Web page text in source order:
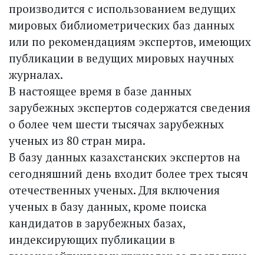
производится с использованием ведущих
мировых библиометрических баз данных
или по рекомендациям экспертов, имеющих
публикации в ведущих мировых научных
журналах.
В настоящее время в базе данных
зарубежных экспертов содержатся сведения
о более чем шести тысячах зарубежных
ученых из 80 стран мира.
В базу данных казахстанских экспертов на
сегодняшний день входит более трех тысяч
отечественных ученых. Для включения
ученых в базу данных, кроме поиска
кандидатов в зарубежных базах,
индексирующих публикации в